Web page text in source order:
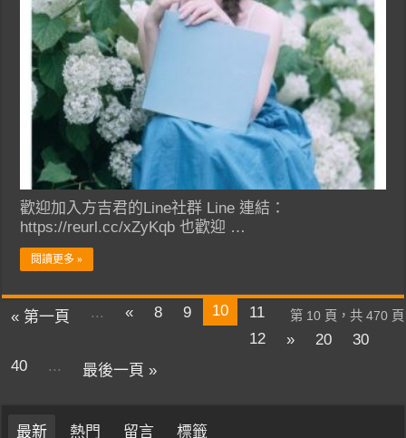
歡迎加入方吉君的Line社群 Line 連結：
https://reurl.cc/xZyKqb 也歡迎 …
閱讀更多 »
第 10 頁，共 470 頁
« 第一頁 ... « 8 9 10
11
12
» 20
30
40
... 最後一頁 »
最新 熱門 留言 標籤